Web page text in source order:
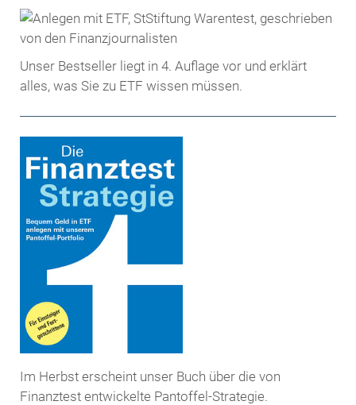
Unser Bestseller liegt in 4. Auflage vor und erklärt
alles, was Sie zu ETF wissen müssen.
Im Herbst erscheint unser Buch über die von
Finanztest entwickelte Pantoffel-Strategie.